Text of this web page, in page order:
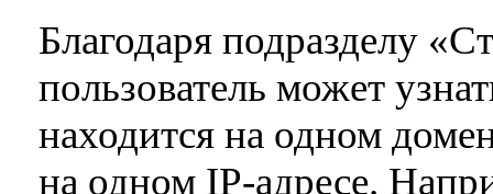
Благодаря подразделу
пользователь может
находится на одном
на одном IP-адресе.